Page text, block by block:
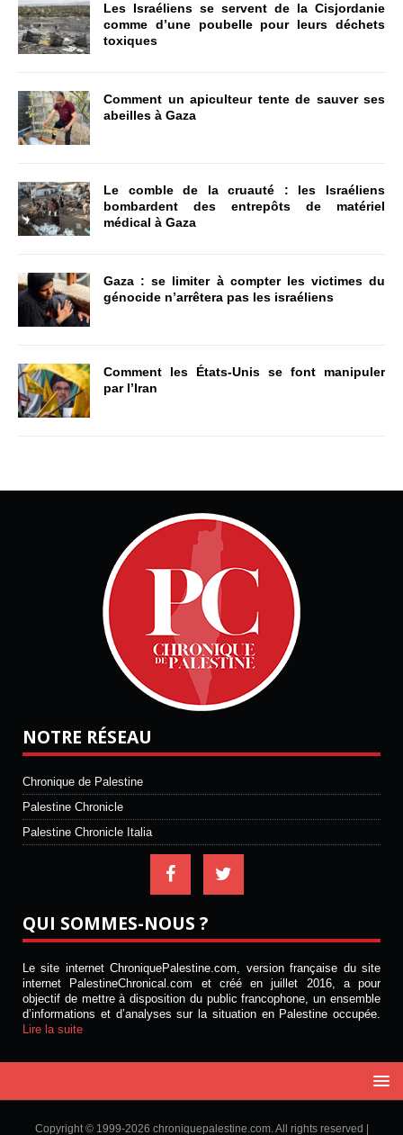
Les Israéliens se servent de la Cisjordanie
comme d’une poubelle pour leurs déchets
toxiques
Comment un apiculteur tente de sauver ses
abeilles à Gaza
Le comble de la cruauté : les Israéliens
bombardent des entrepôts de matériel
médical à Gaza
Gaza : se limiter à compter les victimes du
génocide n’arrêtera pas les israéliens
Comment les États-Unis se font manipuler
par l’Iran
NOTRE RÉSEAU
Chronique de Palestine
Palestine Chronicle
Palestine Chronicle Italia
QUI SOMMES-NOUS ?
Le site internet ChroniquePalestine.com, version française du site
internet PalestineChronical.com et créé en juillet 2016, a pour
objectif de mettre à disposition du public francophone, un ensemble
d’informations et d’analyses sur la situation en Palestine occupée.
Lire la suite
Copyright © 1999-2026 chroniquepalestine.com. All rights reserved |